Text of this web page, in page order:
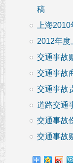
稿
上海
2012年度
交通事故
交通事故
交通事故
道路交通
交通事故
交通事故